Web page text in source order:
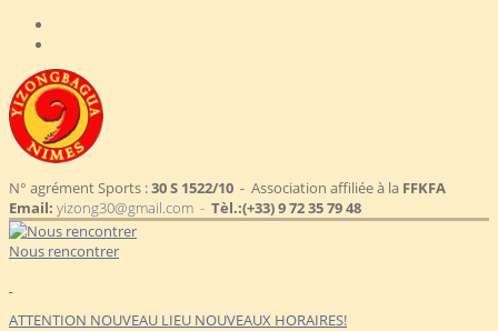
N° agrément Sports :30 S 1522/10 - Association affiliée à la FFKFA
Email: yizong30@gmail.com - Tèl.:(+33) 9 72 35 79 48
Nous rencontrer
ATTENTION NOUVEAU LIEU NOUVEAUX HORAIRES!